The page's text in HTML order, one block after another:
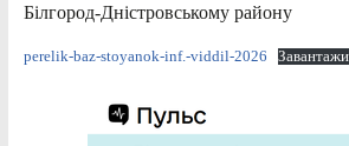
Білгород-Дністровському району
perelik-baz-stoyanok-inf.-viddil-2026